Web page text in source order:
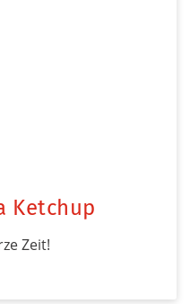
Ketchup
Zeit!